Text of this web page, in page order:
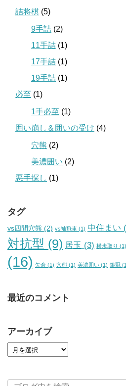
詰将棋 (5)
9手詰 (2)
11手詰 (1)
17手詰 (1)
19手詰 (1)
必至 (1)
1手必至 (1)
囲い崩し＆囲いの受け (4)
穴熊 (2)
美濃囲い (2)
悪手探し (1)
タグ
vs四間穴熊 (2) vs袖飛車 (1) 中住まい
対抗型 (9) 居玉 (3) 横歩取り (1)
(16) 矢倉 (1) 穴熊 (1) 美濃囲い (1) 銀冠
最近のコメント
アーカイブ